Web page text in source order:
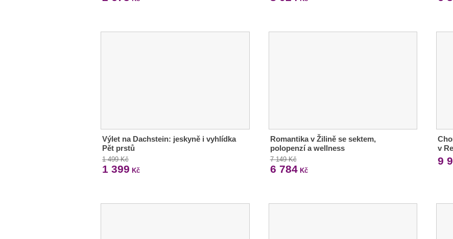
Výlet na Dachstein: jeskyně i vyhlídka
Pět prstů
1 499 Kč
1 399 Kč
Romantika v Žilině se sektem,
polopenzí a wellness
7 149 Kč
6 784Kč
v
9